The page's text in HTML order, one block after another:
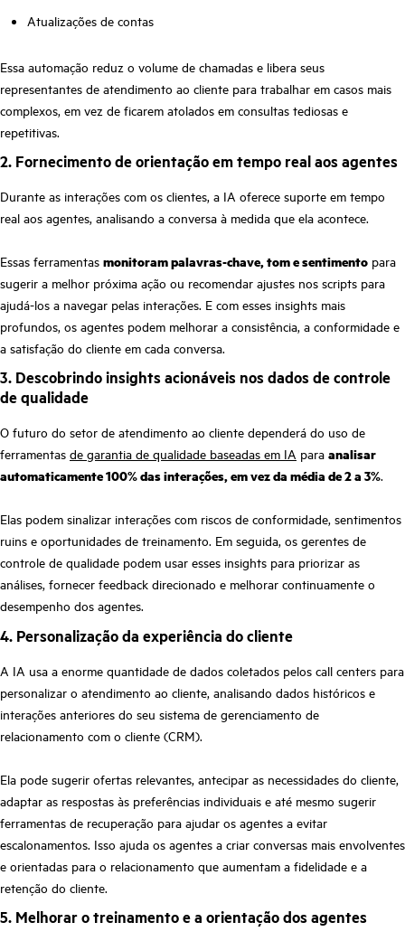
Atualizações de contas
Essa automação reduz o volume de chamadas e libera seus
representantes de atendimento ao cliente para trabalhar em casos mais
complexos, em vez de ficarem atolados em consultas tediosas e
repetitivas.
2. Fornecimento de orientação em tempo real aos agentes
Durante as interações com os clientes, a IA oferece suporte em tempo
real aos agentes, analisando a conversa à medida que ela acontece.
Essas ferramentas monitoram palavras-chave, tom e sentimento para
sugerir a melhor próxima ação ou recomendar ajustes nos scripts para
ajudá-los a navegar pelas interações. E com esses insights mais
profundos, os agentes podem melhorar a consistência, a conformidade e
a satisfação do cliente em cada conversa.
3. Descobrindo insights acionáveis nos dados de controle
de qualidade
O futuro do setor de atendimento ao cliente dependerá do uso de
ferramentas de garantia de qualidade baseadas em IA para analisar
automaticamente 100% das interações, em vez da média de 2 a 3%.
Elas podem sinalizar interações com riscos de conformidade, sentimentos
ruins e oportunidades de treinamento. Em seguida, os gerentes de
controle de qualidade podem usar esses insights para priorizar as
análises, fornecer feedback direcionado e melhorar continuamente o
desempenho dos agentes.
4. Personalização da experiência do cliente
A IA usa a enorme quantidade de dados coletados pelos call centers para
personalizar o atendimento ao cliente, analisando dados históricos e
interações anteriores do seu sistema de gerenciamento de
relacionamento com o cliente (CRM).
Ela pode sugerir ofertas relevantes, antecipar as necessidades do cliente,
adaptar as respostas às preferências individuais e até mesmo sugerir
ferramentas de recuperação para ajudar os agentes a evitar
escalonamentos. Isso ajuda os agentes a criar conversas mais envolventes
e orientadas para o relacionamento que aumentam a fidelidade e a
retenção do cliente.
5. Melhorar o treinamento e a orientação dos agentes